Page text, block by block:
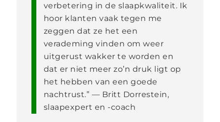
verbetering in de slaapkwaliteit. Ik
hoor klanten vaak tegen me
zeggen dat ze het een
verademing vinden om weer
uitgerust wakker te worden en
dat er niet meer zo’n druk ligt op
het hebben van een goede
nachtrust.” — Britt Dorrestein,
slaapexpert en -coach